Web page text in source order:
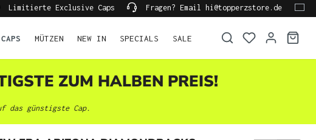
Limitierte Exclusive Caps Fragen? Email hi@topperzstore.de
CAPS MÜTZEN NEW IN SPECIALS SALE
ZUM HALBEN PREIS!
das günstigste Cap.